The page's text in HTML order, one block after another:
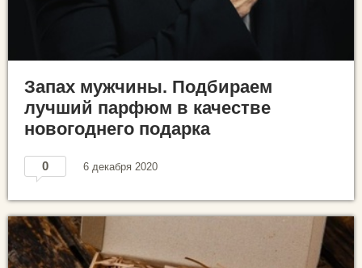
Запах мужчины. Подбираем
лучший парфюм в качестве
новогоднего подарка
0 6 декабря 2020